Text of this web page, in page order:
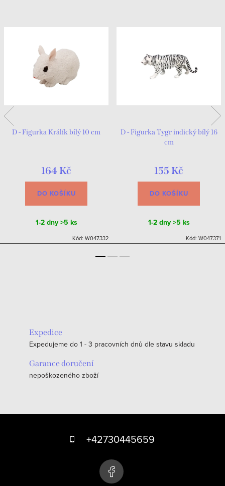
D - Figurka Králík bílý 10 cm
164 Kč
DO KOŠÍKU
1-2 dny >5 ks
Kód: W047332
D - Figurka Tygr indický bílý 16
cm
155 Kč
DO KOŠÍKU
1-2 dny >5 ks
Kód: W047371
Expedice
Expedujeme do 1 - 3 pracovních dnů dle stavu skladu
Garance doručení
nepoškozeného zboží
+42730445659